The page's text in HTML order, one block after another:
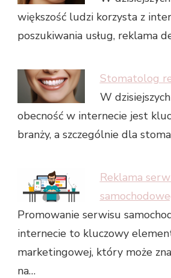
większość ludzi korzysta z
poszukiwania usług, reklama
Stomatolog
W
obecność w internecie jest
branży, a szczególnie dla
Reklama
Promowanie serwisu
internecie to kluczowy
marketingowej, który może
na…